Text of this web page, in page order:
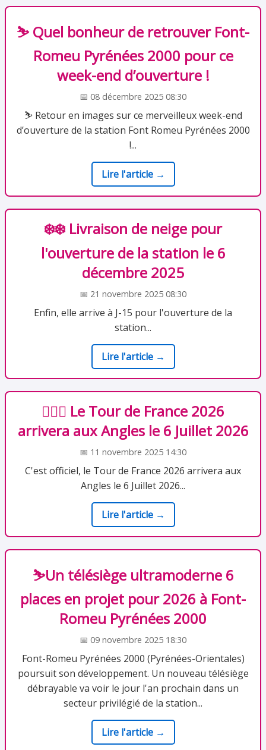
⛷️ Quel bonheur de retrouver Font-
Romeu Pyrénées 2000 pour ce
week-end d’ouverture !
📅 08 décembre 2025 08:30
⛷️ Retour en images sur ce merveilleux week-end
d’ouverture de la station Font Romeu Pyrénées 2000
!...
Lire l'article →
❄️❄️ Livraison de neige pour
l'ouverture de la station le 6
décembre 2025
📅 21 novembre 2025 08:30
Enfin, elle arrive à J-15 pour l'ouverture de la
station...
Lire l'article →
🚴🏻‍♂️ Le Tour de France 2026
arrivera aux Angles le 6 Juillet 2026
📅 11 novembre 2025 14:30
C'est officiel, le Tour de France 2026 arrivera aux
Angles le 6 Juillet 2026...
Lire l'article →
⛷️Un télésiège ultramoderne 6
places en projet pour 2026 à Font-
Romeu Pyrénées 2000
📅 09 novembre 2025 18:30
Font-Romeu Pyrénées 2000 (Pyrénées-Orientales)
poursuit son développement. Un nouveau télésiège
débrayable va voir le jour l'an prochain dans un
secteur privilégié de la station...
Lire l'article →